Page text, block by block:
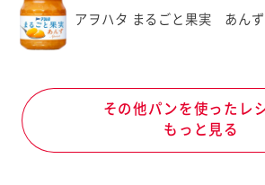
アヲハタ まるごと果実 あんず
その他パンを使ったレ
もっと見る